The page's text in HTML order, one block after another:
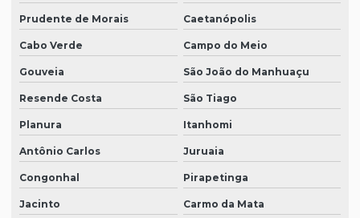
Prudente de Morais Caetanópolis
Cabo Verde Campo do Meio
Gouveia São João do Manhuaçu
Resende Costa São Tiago
Planura Itanhomi
Antônio Carlos Juruaia
Congonhal Pirapetinga
Jacinto Carmo da Mata